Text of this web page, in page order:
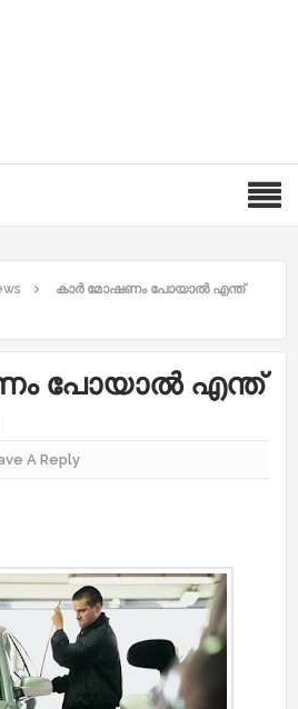
കാർ മോഷണം പോയാൽ എന്ത്
പോയാൽ എന്ത്
A Reply